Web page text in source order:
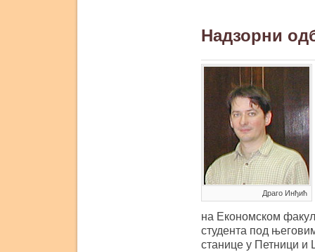
Надзорни
Драго Инђић
на Економском
студента под
станице у Петници и